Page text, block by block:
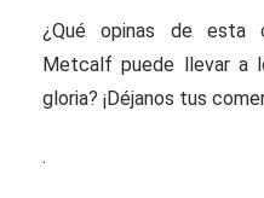
¿Qué opinas de esta
Metcalf puede llevar a
gloria? ¡Déjanos tus
.